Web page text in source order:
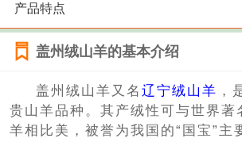
产品特点
盖州绒山羊的基本介绍
盖州绒山羊又名辽宁绒山羊 ，
贵山羊品种。其产绒性可与世界著
羊相比美，被誉为我国的“国宝”主